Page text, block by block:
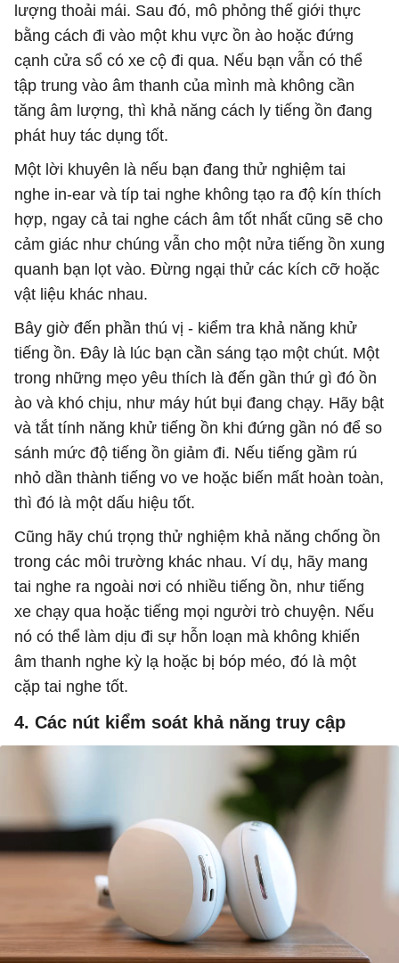
lượng thoải mái. Sau đó, mô phỏng thế giới thực
bằng cách đi vào một khu vực ồn ào hoặc đứng
cạnh cửa sổ có xe cộ đi qua. Nếu bạn vẫn có thể
tập trung vào âm thanh của mình mà không cần
tăng âm lượng, thì khả năng cách ly tiếng ồn đang
phát huy tác dụng tốt.
Một lời khuyên là nếu bạn đang thử nghiệm tai
nghe in-ear và típ tai nghe không tạo ra độ kín thích
hợp, ngay cả tai nghe cách âm tốt nhất cũng sẽ cho
cảm giác như chúng vẫn cho một nửa tiếng ồn xung
quanh bạn lọt vào. Đừng ngại thử các kích cỡ hoặc
vật liệu khác nhau.
Bây giờ đến phần thú vị - kiểm tra khả năng khử
tiếng ồn. Đây là lúc bạn cần sáng tạo một chút. Một
trong những mẹo yêu thích là đến gần thứ gì đó ồn
ào và khó chịu, như máy hút bụi đang chạy. Hãy bật
và tắt tính năng khử tiếng ồn khi đứng gần nó để so
sánh mức độ tiếng ồn giảm đi. Nếu tiếng gầm rú
nhỏ dần thành tiếng vo ve hoặc biến mất hoàn toàn,
thì đó là một dấu hiệu tốt.
Cũng hãy chú trọng thử nghiệm khả năng chống ồn
trong các môi trường khác nhau. Ví dụ, hãy mang
tai nghe ra ngoài nơi có nhiều tiếng ồn, như tiếng
xe chạy qua hoặc tiếng mọi người trò chuyện. Nếu
nó có thể làm dịu đi sự hỗn loạn mà không khiến
âm thanh nghe kỳ lạ hoặc bị bóp méo, đó là một
cặp tai nghe tốt.
4. Các nút kiểm soát khả năng truy cập